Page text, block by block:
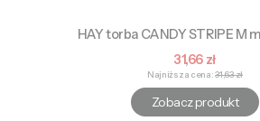
HAY torba CANDY STRIPE M
Cena
31,66 zł
Najniższa cena: 31,63 zł
Zobacz produkt